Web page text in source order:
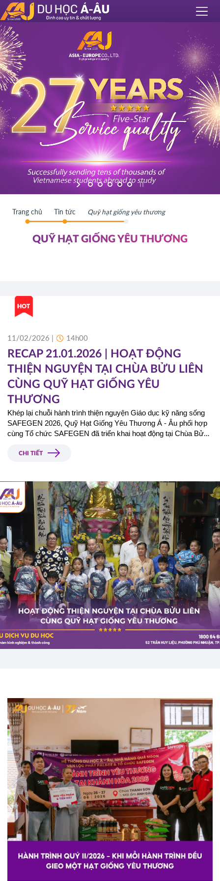
Trang chủ Tin tức Quỹ hạt giống yêu thương
QUỸ HẠT GIỐNG YÊU THƯƠNG
11/02/2026 | 14h00
RECAP 21.01.2026 | HOẠT ĐỘNG
THIỆN NGUYỆN TẠI CHÙA BỬU LIÊN
CÙNG QUỸ HẠT GIỐNG YÊU
THƯƠNG
Khép lại chuỗi hành trình thiện nguyện Giáo dục kỹ năng sống
SAFEGEN 2026, Quỹ Hạt Giống Yêu Thương Á - Âu phối hợp
cùng Tổ chức SAFEGEN đã triển khai hoạt động tại Chùa Bửu
chặng kết của hành trình lan tỏa các giá trị nhân văn và trách
CHI TIẾT